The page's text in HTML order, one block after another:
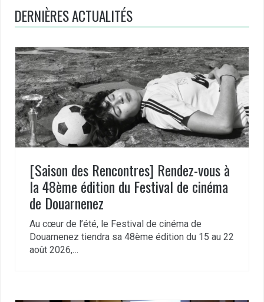
DERNIÈRES ACTUALITÉS
[Saison des Rencontres] Rendez-vous à
la 48ème édition du Festival de cinéma
de Douarnenez
Au cœur de l’été, le Festival de cinéma de
Douarnenez tiendra sa 48ème édition du 15 au 22
août 2026,…